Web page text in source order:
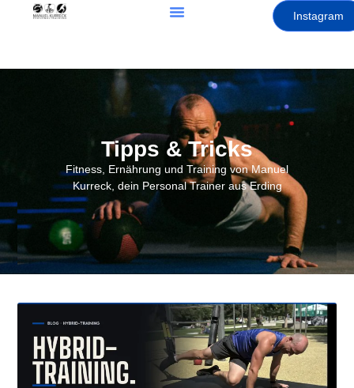
Instagram
Tipps & Tricks
Fitness, Ernährung und Training von Manuel
Kurreck, dein Personal Trainer aus Erding